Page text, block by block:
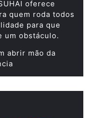
oferece
quem roda todos
para que
um obstáculo.
abrir mão da